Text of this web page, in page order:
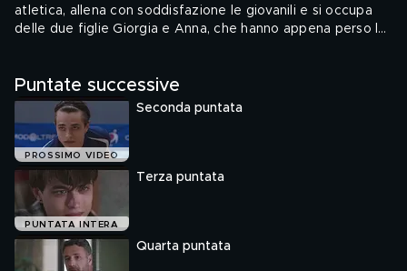
atletica, allena con soddisfazione le giovanili e si occupa
delle due figlie Giorgia e Anna, che hanno appena perso la
paralimpici, un'allettante proposta: trasferirsi ad Ancona
per allenare i velocisti. Nonostante l'opposizione delle
figlie, Riccardo accetta l'incarico.
Puntate successive
PROSSIMO VIDEO
Seconda puntata
PUNTATA INTERA
Terza puntata
Quarta puntata